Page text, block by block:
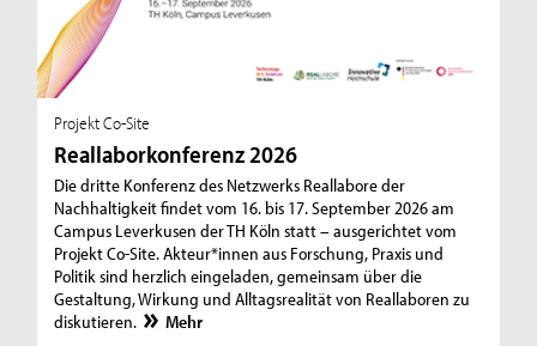
Projekt Co-Site
Reallaborkonferenz 2026
Die dritte Konferenz des Netzwerks Reallabore der
Nachhaltigkeit findet vom 16. bis 17. September 2026 am
Campus Leverkusen der TH Köln statt – ausgerichtet vom
Projekt Co-Site. Akteur*innen aus Forschung, Praxis und
Politik sind herzlich eingeladen, gemeinsam über die
Gestaltung, Wirkung und Alltagsrealität von Reallaboren zu
diskutieren.
Mehr